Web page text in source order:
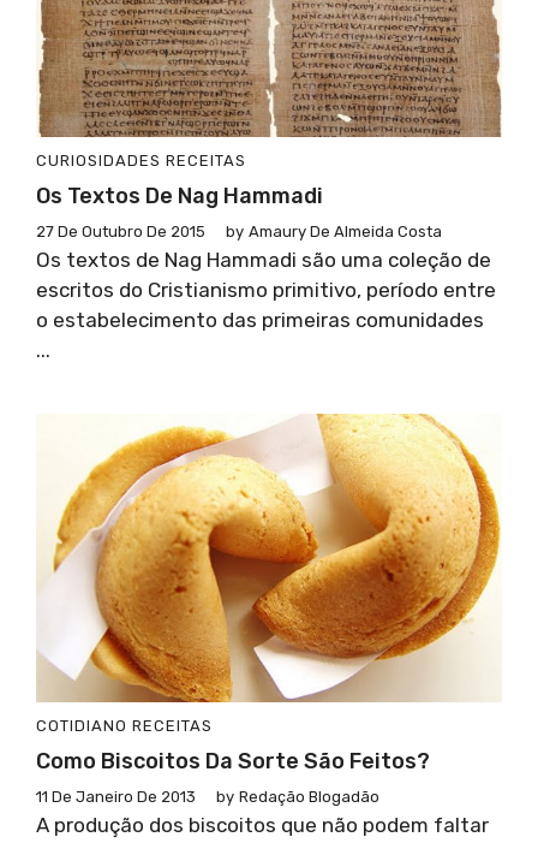
CURIOSIDADES RECEITAS
Os Textos De Nag Hammadi
27 De Outubro De 2015 by Amaury De Almeida Costa
Os textos de Nag Hammadi são uma coleção de
escritos do Cristianismo primitivo, período entre
o estabelecimento das primeiras comunidades
...
COTIDIANO RECEITAS
Como Biscoitos Da Sorte São Feitos?
11 De Janeiro De 2013 by Redação Blogadão
A produção dos biscoitos que não podem faltar